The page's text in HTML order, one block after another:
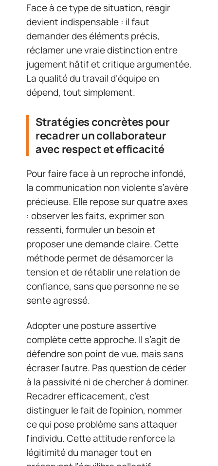
Face à ce type de situation, réagir
devient indispensable : il faut
demander des éléments précis,
réclamer une vraie distinction entre
jugement hâtif et critique argumentée.
La qualité du travail d’équipe en
dépend, tout simplement.
Stratégies concrètes pour
recadrer un collaborateur
avec respect et efficacité
Pour faire face à un reproche infondé,
la communication non violente s’avère
précieuse. Elle repose sur quatre axes
: observer les faits, exprimer son
ressenti, formuler un besoin et
proposer une demande claire. Cette
méthode permet de désamorcer la
tension et de rétablir une relation de
confiance, sans que personne ne se
sente agressé.
Adopter une posture assertive
complète cette approche. Il s’agit de
défendre son point de vue, mais sans
écraser l’autre. Pas question de céder
à la passivité ni de chercher à dominer.
Recadrer efficacement, c’est
distinguer le fait de l’opinion, nommer
ce qui pose problème sans attaquer
l’individu. Cette attitude renforce la
légitimité du manager tout en